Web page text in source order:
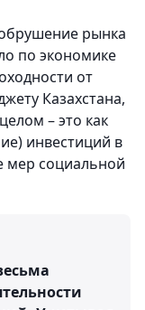
рынка
по экономике
от
Казахстана,
– это как
инвестиций в
мер социальной